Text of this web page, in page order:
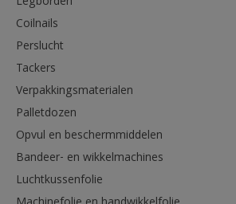
Coilnails
Perslucht
Tackers
Verpakkingsmaterialen
Palletdozen
Opvul en beschermmiddelen
Bandeer- en wikkelmachines
Luchtkussenfolie